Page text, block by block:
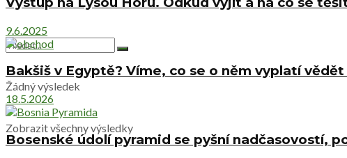
Žádný výsledek
Zobrazit všechny výsledky
9.6.2025
Bakšiš v Egyptě? Víme, co se o něm vyplatí
18.5.2026
Bosenské údolí pyramid se pyšní nadčasovostí,